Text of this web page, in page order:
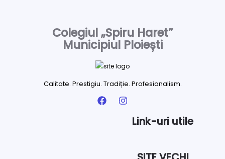
Colegiul „Spiru Haret”
Municipiul Ploiești
Calitate. Prestigiu. Tradiție. Profesionalism.
Link-uri utile